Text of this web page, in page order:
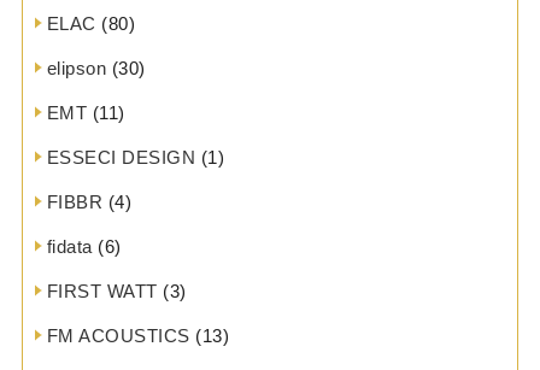
ELAC (80)
elipson (30)
EMT (11)
ESSECI DESIGN (1)
FIBBR (4)
fidata (6)
FIRST WATT (3)
FM ACOUSTICS (13)